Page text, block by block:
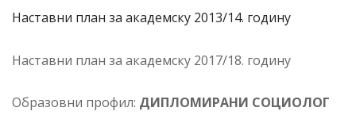
Наставни план за академску 2013/14. годину
Наставни план за акaдемску 2017/18. годину
Образовни профил: ДИПЛОМИРАНИ СОЦИОЛОГ